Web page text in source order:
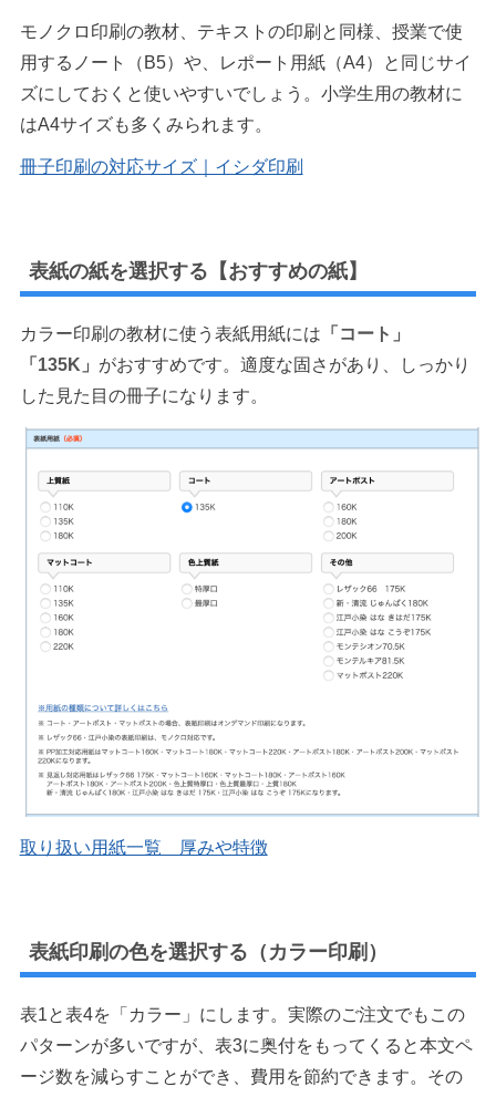
モノクロ印刷の教材、テキストの印刷と同様、授業で使
用するノート（B5）や、レポート用紙（A4）と同じサイ
ズにしておくと使いやすいでしょう。小学生用の教材に
はA4サイズも多くみられます。
冊子印刷の対応サイズ｜イシダ印刷
表紙の紙を選択する【おすすめの紙】
カラー印刷の教材に使う表紙用紙には 「コート」
「135K」 がおすすめです。適度な固さがあり、しっかり
した見た目の冊子になります。
取り扱い用紙一覧 厚みや特徴
表紙印刷の色を選択する（カラー印刷）
表1と表4を「カラー」にします。実際のご注文でもこの
パターンが多いですが、表3に奥付をもってくると本文ペ
ージ数を減らすことができ、費用を節約できます。その